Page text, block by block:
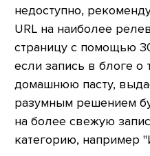
недоступно,
URL на наиболее
страницу с помощью
если запись в блоге о
домашнюю пасту,
разумным решением
на более свежую
категорию, например